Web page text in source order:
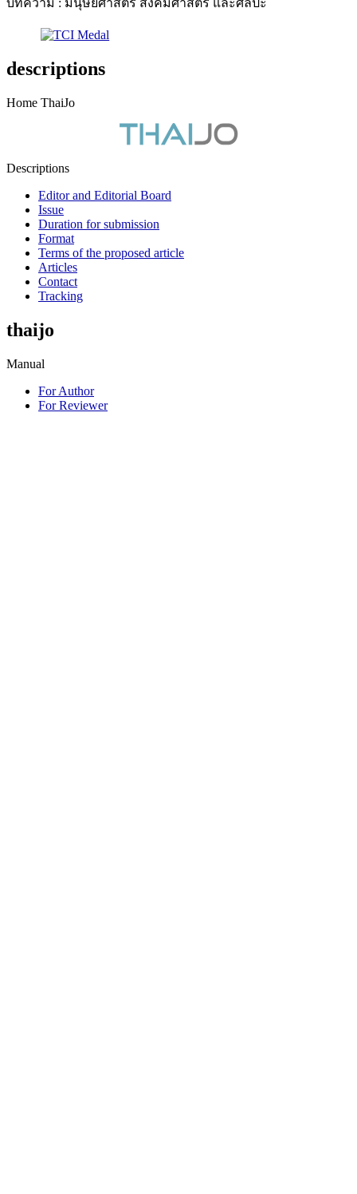
บทความ : มนุษยศาสตร์ สังคมศาสตร์ และศิลปะ
descriptions
Home ThaiJo
Descriptions
Editor and Editorial Board
Issue
Duration for submission
Format
Terms of the proposed article
Articles
Contact
Tracking
thaijo
Manual
For Author
For Reviewer